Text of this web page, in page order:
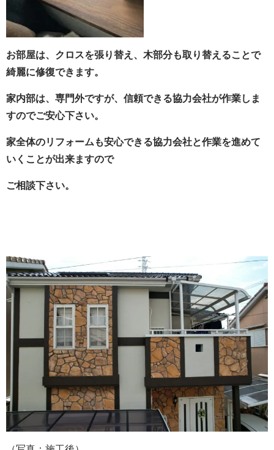
お部屋は、クロスを張り替え、木部分も取り替えることで
綺麗に修復できます。
家内部は、専門外ですが、信頼できる協力会社が作業しま
すのでご安心下さい。
家全体のリフォームも安心できる協力会社と作業を進めて
いくことが出来ますので
ご相談下さい。